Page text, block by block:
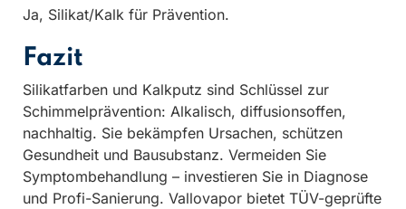
Ja, Silikat/Kalk für Prävention.
Fazit
Silikatfarben und Kalkputz sind Schlüssel zur
Schimmelprävention: Alkalisch, diffusionsoffen,
nachhaltig. Sie bekämpfen Ursachen, schützen
Gesundheit und Bausubstanz. Vermeiden Sie
Symptombehandlung – investieren Sie in Diagnose
und Profi-Sanierung. Vallovapor bietet TÜV-geprüfte